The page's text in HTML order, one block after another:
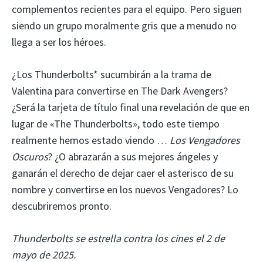
complementos recientes para el equipo. Pero siguen
siendo un grupo moralmente gris que a menudo no
llega a ser los héroes.
¿Los Thunderbolts* sucumbirán a la trama de
Valentina para convertirse en The Dark Avengers?
¿Será la tarjeta de título final una revelación de que en
lugar de «The Thunderbolts», todo este tiempo
realmente hemos estado viendo … Los Vengadores
Oscuros? ¿O abrazarán a sus mejores ángeles y
ganarán el derecho de dejar caer el asterisco de su
nombre y convertirse en los nuevos Vengadores? Lo
descubriremos pronto.
Thunderbolts se estrella contra los cines el 2 de
mayo de 2025.